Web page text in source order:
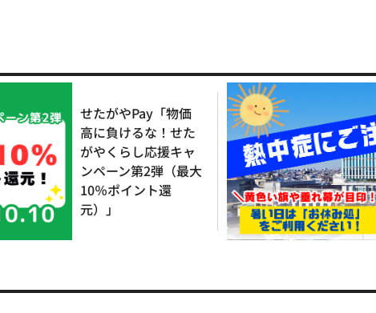
せたがやPay「物価
高に負けるな！せた
がやくらし応援キャ
ンペーン第2弾（最大
10％ポイント還
元）」